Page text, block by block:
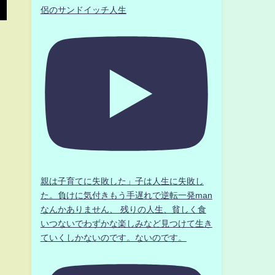
侶のサンドイッチ人生
親は子育てに失敗した」子は人生に失敗し
た。負けに気付きもう手遅れで逆転一発man
なんかありません、 残りの人生、貧しく食
いつないでわずかな楽しみなど見つけて生き
ていくしかないのです。ないのです。